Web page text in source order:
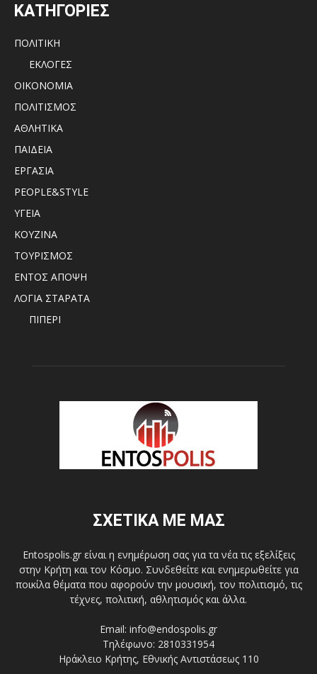
ΚΑΤΗΓΟΡΙΕΣ
ΠΟΛΙΤΙΚΗ
ΕΚΛΟΓΕΣ
ΟΙΚΟΝΟΜΙΑ
ΠΟΛΙΤΙΣΜΟΣ
ΑΘΛΗΤΙΚΑ
ΠΑΙΔΕΙΑ
ΕΡΓΑΣΙΑ
PEOPLE&STYLE
ΥΓΕΙΑ
ΚΟΥΖΙΝΑ
ΤΟΥΡΙΣΜΟΣ
ΕΝΤΟΣ ΑΠΟΨΗ
ΛΟΓΙΑ ΣΤΑΡΑΤΑ
ΠΙΠΕΡΙ
ΣΧΕΤΙΚΑ ΜΕ ΜΑΣ
Entospolis.gr είναι η ενημέρωση σας για τα νέα τις εξελίξεις
στην Κρήτη και τον Κόσμο. Συνδεθείτε και ενημερωθείτε για
ποικίλα θέματα που αφορούν την μουσική, τον πολιτισμό, τις
τέχνες, πολιτική, αθλητισμός και άλλα.
Email: info@endospolis.gr
Τηλέφωνο: 2810331954
Ηράκλειο Κρήτης, Εθνικής Αντιστάσεως 110